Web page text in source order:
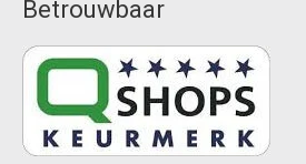
Betrouwbaar